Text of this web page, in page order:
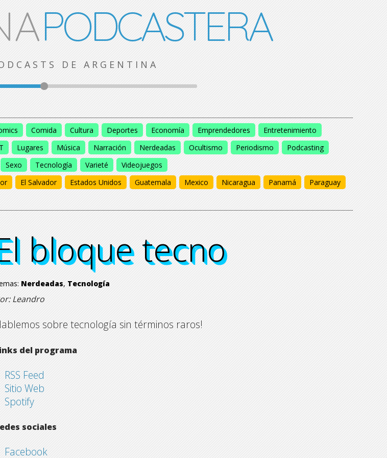
PODCASTERA
DE ARGENTINA
Comida Cultura Deportes Economía Emprendedores
Entretenimiento
Lugares Música Narración Nerdeadas Ocultismo Periodismo
Podcasting
Sexo Tecnología Varieté
Videojuegos
El Salvador Estados Unidos Guatemala Mexico Nicaragua Panamá
Paraguay
bloque tecno
bloque tecno
bloque tecno
bloque tecno
Nerdeadas, Tecnología
Leandro
sobre tecnología sin términos raros!
del programa
RSS Feed
Sitio Web
Spotify
sociales
Facebook